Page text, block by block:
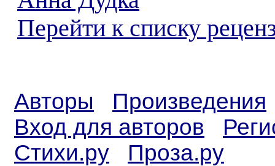
Перейти к списку
Авторы
Произведения
Вход для авторов
Стихи.ру
Проза.ру